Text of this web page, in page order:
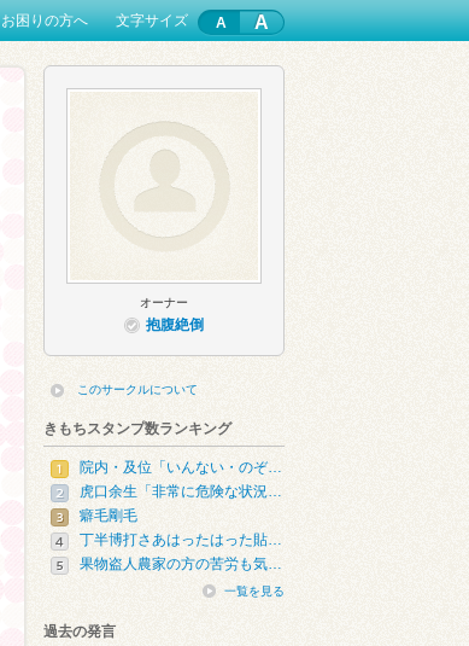
お困りの方へ 文字サイズ A
オーナー
抱腹絶倒
このサークルについて
きもちスタンプ数ランキング
院内・及位「いんない・のぞ…
虎口余生「非常に危険な状況…
癖毛剛毛
丁半博打さあはったはった貼…
果物盗人農家の方の苦労も気…
一覧を見る
過去の発言